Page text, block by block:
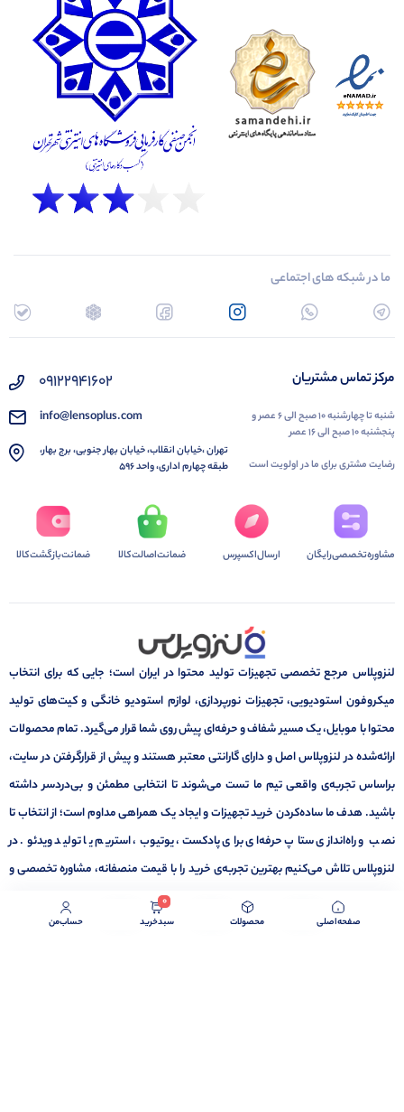
ما در شبکه های اجتماعی
مرکز تماس مشتریان
شنبه تا چهارشنبه ۱۰ صبح الی ۶ عصر و
پنجشنبه ۱۰ صبح الی ۱۶ عصر
رضایت مشتری برای ما در اولویت است
۰۹۱۲۲۹۴۱۶۰۲
info@lensoplus.com
تهران ،خیابان انقلاب، خیابان بهار جنوبی، برج بهار،
طبقه چهارم اداری، واحد ۵۹۶
مشاوره‌تخصصی‌رایگان ارسال‌اکسپرس ضمانت‌اصالت‌کالا ضمانت‌بازگشت‌کالا
لنزوپلاس مرجع تخصصی تجهیزات تولید محتوا در ایران است؛ جایی که برای انتخاب
میکروفون استودیویی، تجهیزات نورپردازی، لوازم استودیو خانگی و کیت‌های تولید
محتوا با موبایل، یک مسیر شفاف و حرفه‌ای پیش روی شما قرار می‌گیرد. تمام محصولات
ارائه‌شده در لنزوپلاس اصل و دارای گارانتی معتبر هستند و پیش از قرارگرفتن در سایت،
براساس تجربه‌ی واقعی تیم ما تست می‌شوند تا انتخابی مطمئن و بی‌دردسر داشته
باشید. هدف ما ساده‌کردن خرید تجهیزات و ایجاد یک همراهی مداوم است؛ از انتخاب تا
نصب و راه‌اندازی ستاپ حرفه‌ای برای پادکست، یوتیوب، استریم یا تولید ویدئو. در
لنزوپلاس تلاش می‌کنیم بهترین تجربه‌ی خرید را با قیمت منصفانه، مشاوره تخصصی و
ارسال سریع فراهم کنیم تا مسیر رسیدن به خروجی استاندارد برای خالقان محتوا کوتاه‌تر
شود. ما باور داریم که کیفیت صدا و تصویر، پایه‌ی هر محتوای حرفه‌ای است و مأموریت ما
صفحه‌اصلی محصولات
0
سبد‌خرید حساب‌من